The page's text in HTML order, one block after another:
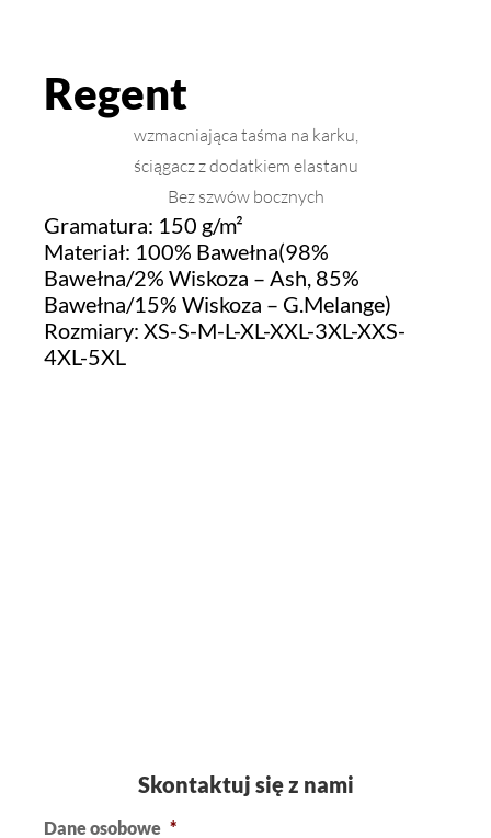
Regent
wzmacniająca taśma na karku,
ściągacz z dodatkiem elastanu
Bez szwów bocznych
Gramatura: 150 g/m²
Materiał: 100% Bawełna(98%
Bawełna/2% Wiskoza – Ash, 85%
Bawełna/15% Wiskoza – G.Melange)
Rozmiary: XS-S-M-L-XL-XXL-3XL-XXS-
4XL-5XL
Skontaktuj się z nami
Dane osobowe *